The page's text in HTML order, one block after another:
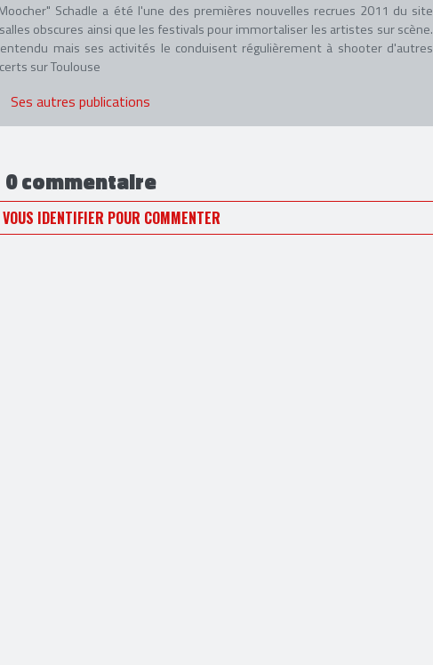
Schadle a été l'une des premières nouvelles recrues 2011 du site
obscures ainsi que les festivals pour immortaliser les artistes sur scène.
mais ses activités le conduisent régulièrement à shooter d'autres
sur Toulouse
Ses autres publications
0 commentaire
IDENTIFIER POUR COMMENTER